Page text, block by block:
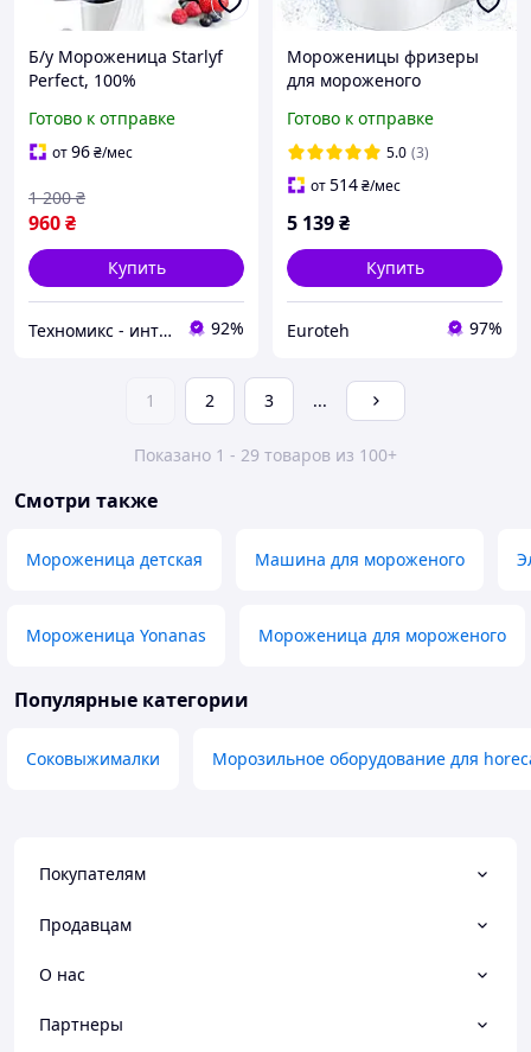
Б/у Мороженица Starlyf
Perfect, 100%
натуральные десерты из
льда, йогурт и сорбет,
Готово к отправке
от96₴/мес
960₴
1 200 ₴
Купить
Техномикс - интернет - магазин качественной техники, электроники и других товаров для дома и работы 92%
Мороженицы фризеры
для мороженого
4481 автоматическая на
700 мл Мороженица
электрическая с анти
Готово к отправке
5.0 (3)
от514₴/мес
5 139₴
Купить
Euroteh 97%
1 2 3 ...
Показано 1 - 29 товаров из 100+
Смотри также
Мороженица детская Машина для мороженого
Мороженица Yonanas Мороженица для мороженого
Популярные категории
Соковыжималки Морозильное оборудование для
Покупателям
Продавцам
О нас
Партнеры